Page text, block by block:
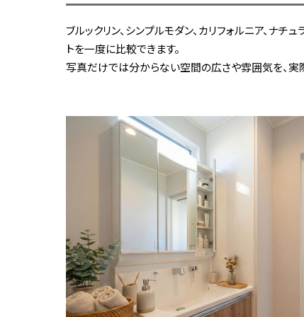
ブルックリン、シンプルモダン、カリフォルニア、ナチ
トを一度に比較できます。
写真だけでは分からない空間の広さや雰囲気を、実